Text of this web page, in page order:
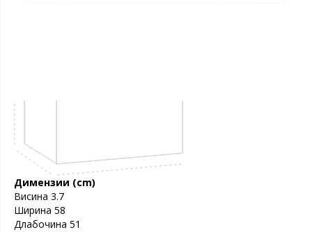
Димензии (cm)
Висина 3.7
Ширина 58
Длабочина 51